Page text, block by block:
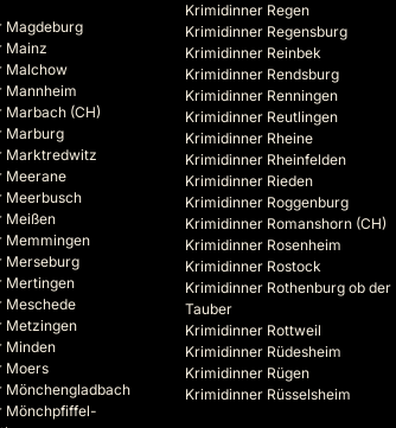
Magdeburg
Mainz
Malchow
Mannheim
Marbach (CH)
Marburg
Marktredwitz
Meerane
Meerbusch
Meißen
Memmingen
Merseburg
Mertingen
Meschede
Metzingen
Minden
Moers
Mönchengladbach
Mönchpfiffel-
Krimidinner Regen
Krimidinner Regensburg
Krimidinner Reinbek
Krimidinner Rendsburg
Krimidinner Renningen
Krimidinner Reutlingen
Krimidinner Rheine
Krimidinner Rheinfelden
Krimidinner Rieden
Krimidinner Roggenburg
Krimidinner Romanshorn (CH)
Krimidinner Rosenheim
Krimidinner Rostock
Krimidinner Rothenburg ob der
Tauber
Krimidinner Rottweil
Krimidinner Rüdesheim
Krimidinner Rügen
Krimidinner Rüsselsheim